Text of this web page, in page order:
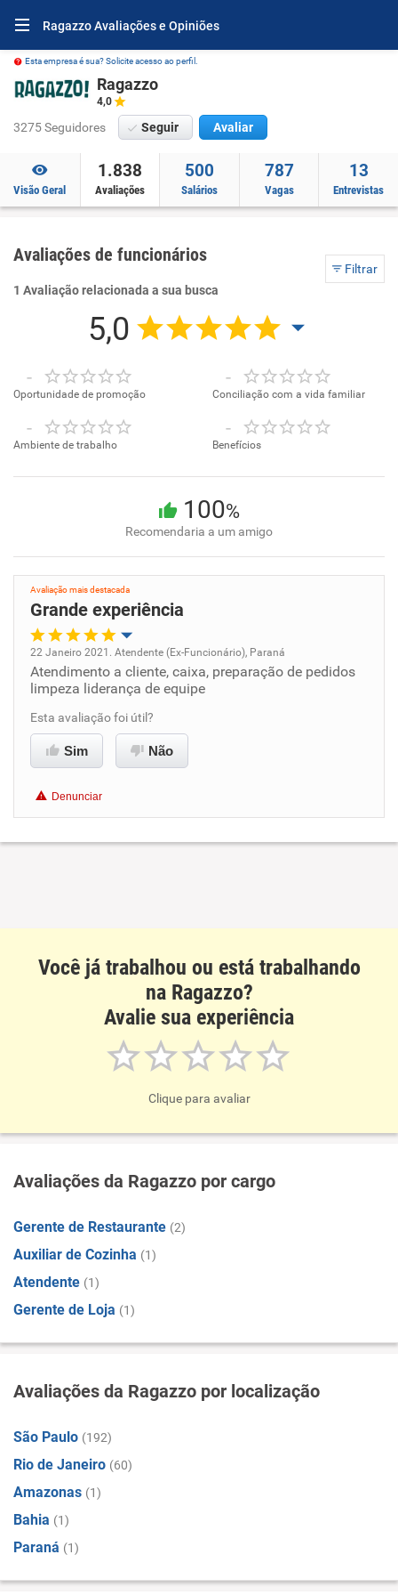
Ragazzo Avaliações e Opiniões
Esta empresa é sua? Solicite acesso ao perfil.
Ragazzo
4,0
3275 Seguidores Seguir Avaliar
Visão Geral
1.838
Avaliações
500
Salários
787
Vagas
13
Entrevistas
Avaliações de funcionários
Filtrar
1 Avaliação relacionada a sua busca
5,0
-
Oportunidade de promoção
-
Conciliação com a vida familiar
-
Ambiente de trabalho
-
Benefícios
100%
Recomendaria a um amigo
Avaliação mais destacada
Grande experiência
Oportunidade de promoção
Ambiente de trabalho
Conciliação com a vida familiar
22 Janeiro 2021. Atendente (Ex-Funcionário), Paraná
Atendimento a cliente, caixa, preparação de pedidos
limpeza liderança de equipe
Esta avaliação foi útil?
Sim Não
Denunciar
Você já trabalhou ou está trabalhando
na Ragazzo?
Avalie sua experiência
Clique para avaliar
Avaliações da Ragazzo por cargo
Gerente de Restaurante (2)
Auxiliar de Cozinha (1)
Atendente (1)
Gerente de Loja (1)
Avaliações da Ragazzo por localização
São Paulo (192)
Rio de Janeiro (60)
Amazonas (1)
Bahia (1)
Paraná (1)